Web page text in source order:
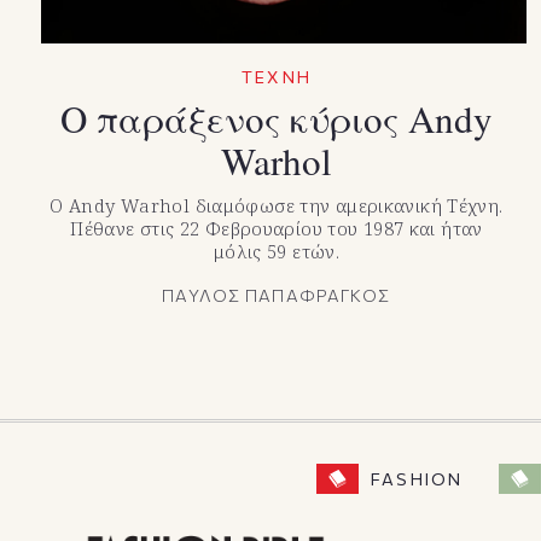
TEXNH
Ο παράξενος κύριος Andy
Warhol
Ο Andy Warhol διαμόφωσε την αμερικανική Τέχνη.
Πέθανε στις 22 Φεβρουαρίου του 1987 και ήταν
μόλις 59 ετών.
ΠΑΥΛΟΣ ΠΑΠΑΦΡΑΓΚΟΣ
FASHION